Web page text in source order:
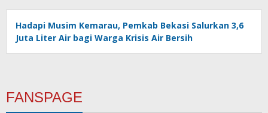
Hadapi Musim Kemarau, Pemkab Bekasi Salurkan 3,6
Juta Liter Air bagi Warga Krisis Air Bersih
FANSPAGE